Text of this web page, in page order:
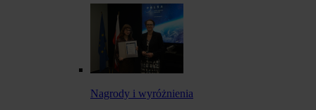
Nagrody i wyróżnienia